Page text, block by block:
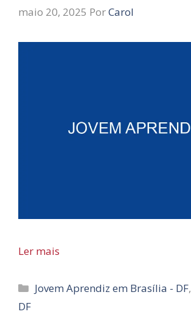
maio 20, 2025 PorCarol
Ler mais
Categorias
Jovem Aprendiz em Brasília - DF,
DF